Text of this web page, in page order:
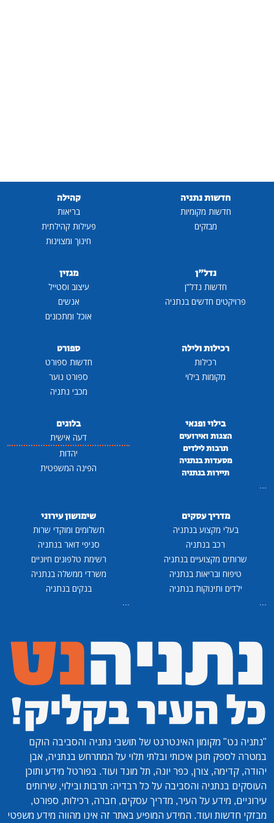
חדשות נתניה
חדשות מקומיות
מבזקים
קהילה
בריאות
פעילות קהילתית
חינוך ומצוינות
נדל"ן
חדשות נדל"ן
פרויקטים חדשים בנתניה
מגזין
עיצוב וסטייל
אנשים
אוכל ומתכונים
רכילות ולילה
רכילות
מקומות בילוי
ספורט
חדשות ספורט
ספורט נוער
מכבי נתניה
בילוי ופנאי
הצגות ואירועים
תרבות לילדים
מסעדות בנתניה
תיירות בנתניה
...
בלוגים
דעה אישית
יהדות
הפינה המשפטית
מדריך עסקים
בעלי מקצוע בנתניה
רכב בנתניה
שרותים מקצועיים בנתניה
טיפוח ובריאות בנתניה
ילדים ותינוקות בנתניה
...
שימושון עירוני
תשלומים ומוקדי שרות
סניפי דואר בנתניה
רשימת טלפונים חיוניים
משרדי ממשלה בנתניה
בנקים בנתניה
...
"נתניה נט" מקומון האינטרנט של תושבי נתניה והסביבה הוקם
במטרה לספק תוכן איכותי ובלתי תלוי על המתרחש בנתניה, אבן
יהודה, קדימה, צורן, כפר יונה, תל מונד ועוד. בפורטל מידע ותוכן
העוסקים בנתניה והסביבה על כל רבדיה: תרבות ובילוי, שירותים
עירוניים, מידע על העיר, מדריך עסקים, חברה, רכילות, ספורט,
מבזקי חדשות ועוד. המידע המופיע באתר זה אינו מהווה מידע משפטי